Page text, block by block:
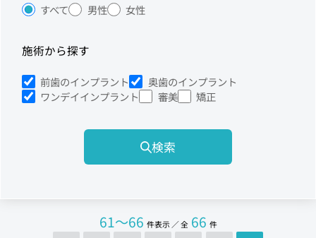
すべて 男性 女性
施術から探す
前歯のインプラント
奥歯のインプラント
ワンデイインプラント
審美 矯正
検索
61～66 件表示 ／ 全 66 件